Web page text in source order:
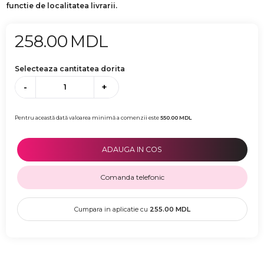
functie de localitatea livrarii.
258.00 MDL
Selecteaza cantitatea dorita
- +
Pentru această dată valoarea minimă a comenzii este550.00MDL
ADAUGA IN COS
Comanda telefonic
Cumpara in aplicatie cu 255.00 MDL